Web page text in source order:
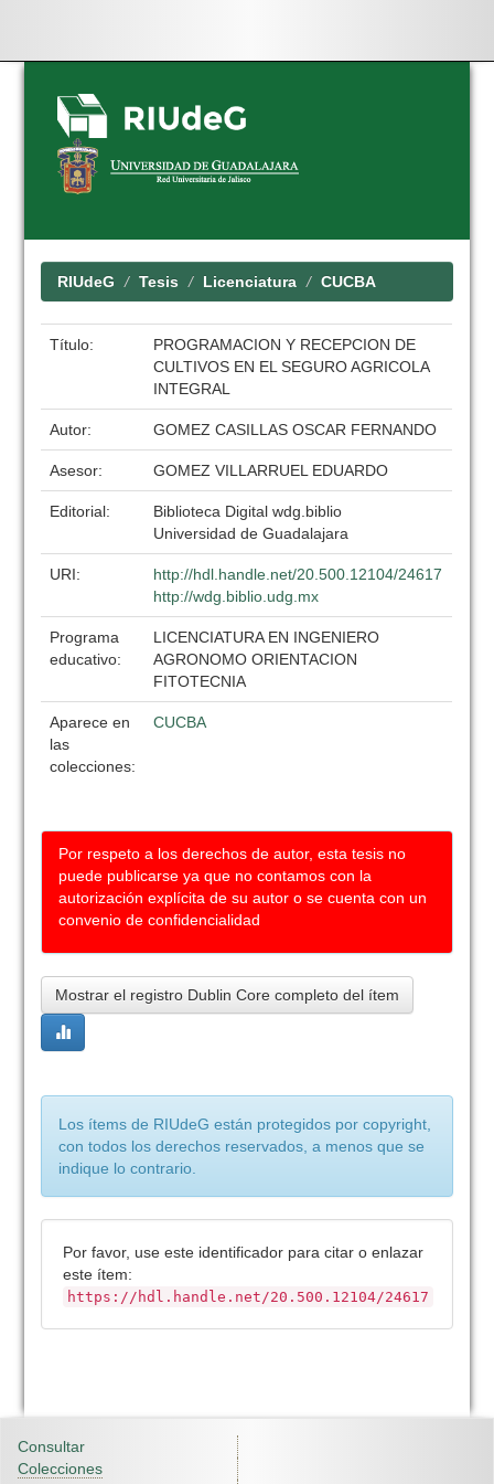
Skip
navigation
RIUdeG Tesis Licenciatura CUCBA
Título:
PROGRAMACION Y RECEPCION DE
CULTIVOS EN EL SEGURO AGRICOLA
INTEGRAL
Autor: GOMEZ CASILLAS OSCAR FERNANDO
Asesor: GOMEZ VILLARRUEL EDUARDO
Editorial:
Biblioteca Digital wdg.biblio
Universidad de Guadalajara
URI:
http://hdl.handle.net/20.500.12104/24617
http://wdg.biblio.udg.mx
Programa
educativo:
LICENCIATURA EN INGENIERO
AGRONOMO ORIENTACION
FITOTECNIA
Aparece en
las
colecciones:
CUCBA
Por respeto a los derechos de autor, esta tesis no
puede publicarse ya que no contamos con la
autorización explícita de su autor o se cuenta con un
convenio de confidencialidad
Mostrar el registro Dublin Core completo del ítem
Los ítems de RIUdeG están protegidos por copyright,
con todos los derechos reservados, a menos que se
indique lo contrario.
Por favor, use este identificador para citar o enlazar
este ítem:
https://hdl.handle.net/20.500.12104/24617
Consultar
Colecciones